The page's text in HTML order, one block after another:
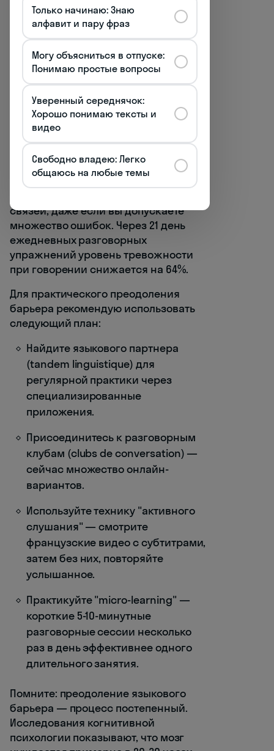
практика разговора с
сознательным разрешением себе
делать ошибки. Исследования
показывают, что страх ошибок —
главная причина языкового
Интересный факт:
нейролингвистические
исследования демонстрируют, что
регулярная речевая практика на
французском языке запускает
связей, даже если вы допускаете
множество ошибок. Через 21 день
ежедневных разговорных
упражнений уровень тревожности
при говорении снижается на 64%.
Для практического преодоления
барьера рекомендую использовать
следующий план:
Найдите языкового партнера
(tandem linguistique) для
регулярной практики через
специализированные
приложения.
Присоединитесь к разговорным
клубам (clubs de conversation) —
сейчас множество онлайн-
вариантов.
Используйте технику "активного
слушания" — смотрите
французские видео с субтитрами,
затем без них, повторяйте
услышанное.
Практикуйте "micro-learning" —
короткие 5-10-минутные
разговорные сессии несколько
раз в день эффективнее одного
длительного занятия.
Помните: преодоление языкового
барьера — процесс постепенный.
Исследования когнитивной
психологии показывают, что мозг
Только начинаю: Знаю
алфавит и пару фраз
Могу объясниться в отпуске:
Понимаю простые вопросы
Уверенный середнячок:
Хорошо понимаю тексты и
видео
Свободно владею: Легко
общаюсь на любые темы